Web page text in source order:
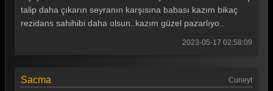
talip daha çıkarın seyranın karşısına babası kazım bikaç
rezidans sahihibi daha olsun..kazım güzel pazarlıyo..
2023-05-17 02:58:09
Sacma Cuneyt